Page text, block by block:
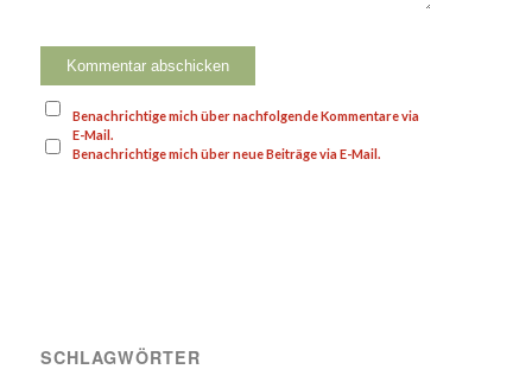
Benachrichtige mich über nachfolgende Kommentare via
E-Mail.
Benachrichtige mich über neue Beiträge via E-Mail.
SCHLAGWÖRTER